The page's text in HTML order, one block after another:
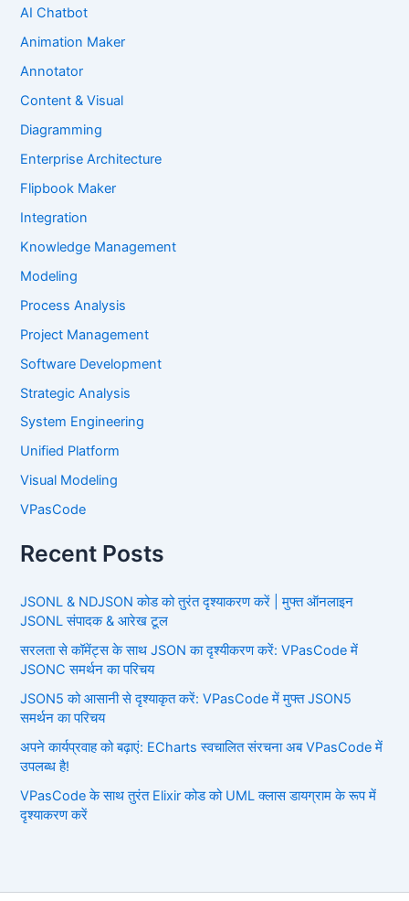
AI Chatbot
Animation Maker
Annotator
Content & Visual
Diagramming
Enterprise Architecture
Flipbook Maker
Integration
Knowledge Management
Modeling
Process Analysis
Project Management
Software Development
Strategic Analysis
System Engineering
Unified Platform
Visual Modeling
VPasCode
Recent Posts
JSONL & NDJSON कोड को तुरंत दृश्याकरण करें | मुफ्त ऑनलाइन
JSONL संपादक & आरेख टूल
सरलता से कॉमेंट्स के साथ JSON का दृश्यीकरण करें: VPasCode में
JSONC समर्थन का परिचय
JSON5 को आसानी से दृश्याकृत करें: VPasCode में मुफ्त JSON5
समर्थन का परिचय
अपने कार्यप्रवाह को बढ़ाएं: ECharts स्वचालित संरचना अब VPasCode में
उपलब्ध है!
VPasCode के साथ तुरंत Elixir कोड को UML क्लास डायग्राम के रूप में
दृश्याकरण करें